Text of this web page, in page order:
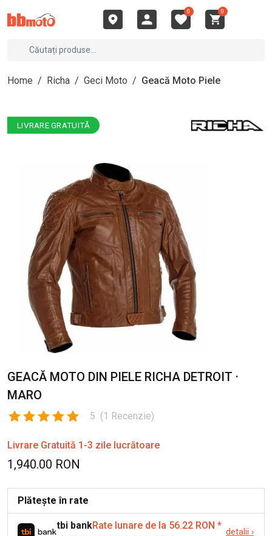
0 0
Home / Richa / Geci Moto / Geacă Moto Piele
LIVRARE GRATUITĂ
GEACĂ MOTO DIN PIELE RICHA DETROIT ·
MARO
5 (1 Recenzie)
Livrare Gratuită 1-3 zile lucrătoare
1,940.00 RON
Plătește în rate
tbi bankRate lunare de la 56.22 RON *
detalii ›